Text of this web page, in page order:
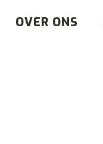
OVER ONS